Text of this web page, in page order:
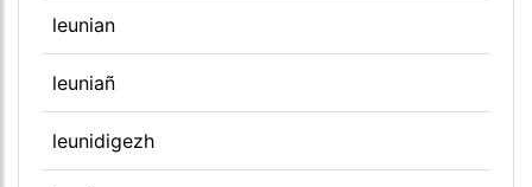
leunian
leuniañ
leunidigezh